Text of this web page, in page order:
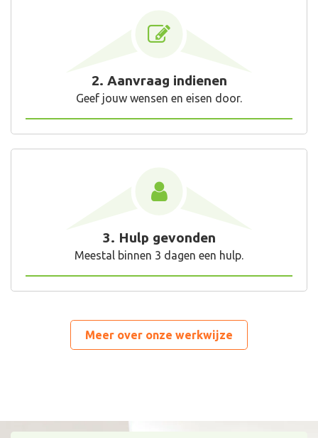
2. Aanvraag indienen
Geef jouw wensen en eisen door.
3. Hulp gevonden
Meestal binnen 3 dagen een hulp.
Meer over onze werkwijze